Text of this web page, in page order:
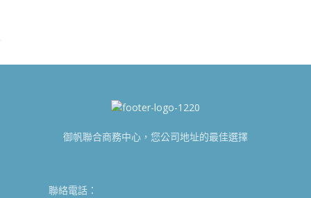
御帆聯合商務中心，您公司地址的最佳選擇
聯絡電話：